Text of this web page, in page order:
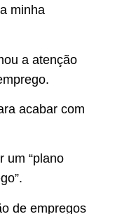
minha
a atenção
acabar com
um “plano
de empregos